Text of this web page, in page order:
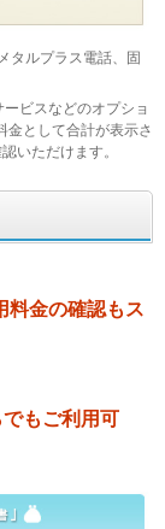
タルプラス電話、固
ビスなどのオプショ
金として合計が表示さ
いただけます。
料金の確認もス
もご利用可